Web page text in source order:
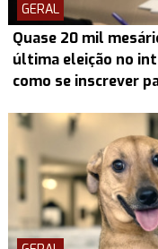
GERAL
Quase 20 mil
última eleição no
como se inscrever